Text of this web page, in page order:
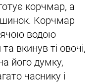
корчмар, а
шинок. Корчмар
водою
вкинув ті овочі,
його думку,
часнику і